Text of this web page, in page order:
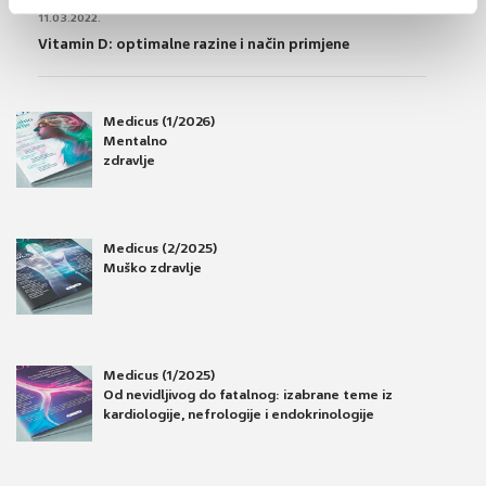
11.03.2022.
Vitamin D: optimalne razine i način primjene
Medicus (1/2026)
Mentalno
zdravlje
Medicus (2/2025)
Muško zdravlje
Medicus (1/2025)
Od nevidljivog do fatalnog: izabrane teme iz
kardiologije, nefrologije i endokrinologije